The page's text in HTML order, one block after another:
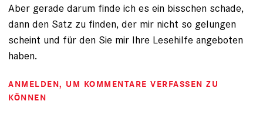
Aber gerade darum finde ich es ein bisschen schade,
dann den Satz zu finden, der mir nicht so gelungen
scheint und für den Sie mir Ihre Lesehilfe angeboten
haben.
ANMELDEN, UM KOMMENTARE VERFASSEN ZU
KÖNNEN